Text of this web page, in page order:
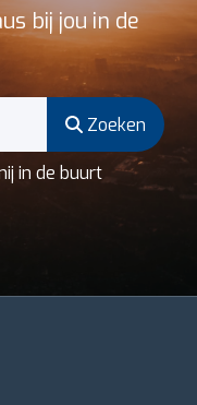
bij jou in de
Zoeken
in de buurt